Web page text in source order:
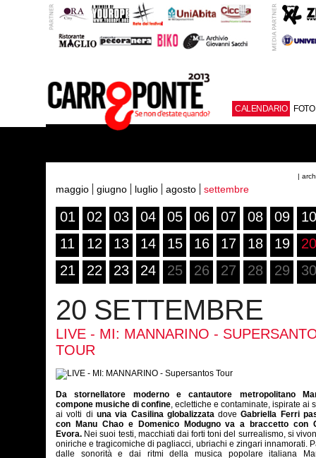
CALENDARIO FOTO
|
maggio giugno luglio agosto settembre
01 02 03 04 05 06 07 08 09
10
11
12 13 14 15 16 17 18 19
20
21
22 23 24 25 26 27 28 29 30
20 SETTEMBRE
LIVE - MI: MANNARINO -
TOUR
Da stornellatore moderno e cantautore metropolitano
compone musiche di confine, eclettiche e contaminate, ispirate ai
ai volti di una via Casilina globalizzatadoveGabriella Ferri
con Manu Chao e Domenico Modugno va a braccetto con
Evora. Nei suoi testi, macchiati dai forti toni del surrealismo, si
oniriche e tragicomiche di pagliacci, ubriachi e zingari innamorati.
dalle sonorità e dai ritmi della musica popolare italiana